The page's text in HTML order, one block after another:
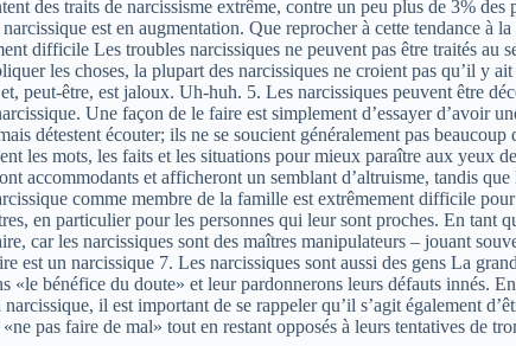
des traits de narcissisme extrême, contre un peu plus de 3%
est en augmentation. Que reprocher à cette tendance à
difficile Les troubles narcissiques ne peuvent pas être traités au
les choses, la plupart des narcissiques ne croient pas qu’il y
peut-être, est jaloux. Uh-huh. 5. Les narcissiques peuvent être
Une façon de le faire est simplement d’essayer d’avoir
détestent écouter; ils ne se soucient généralement pas
les mots, les faits et les situations pour mieux paraître aux yeux
accommodants et afficheront un semblant d’altruisme, tandis
comme membre de la famille est extrêmement difficile
en particulier pour les personnes qui leur sont proches. En tant
car les narcissiques sont des maîtres manipulateurs – jouant
un narcissique 7. Les narcissiques sont aussi des gens La
bénéfice du doute» et leur pardonnerons leurs défauts innés.
il est important de se rappeler qu’il s’agit également
pas faire de mal» tout en restant opposés à leurs tentatives de